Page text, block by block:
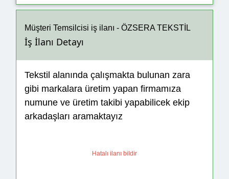
Müşteri Temsilcisi iş ilanı - ÖZSERA TEKSTİL
İş İlanı Detayı
Tekstil alanında çalışmakta bulunan zara
gibi markalara üretim yapan firmamıza
numune ve üretim takibi yapabilicek ekip
arkadaşları aramaktayız
Hatalı ilanı bildir